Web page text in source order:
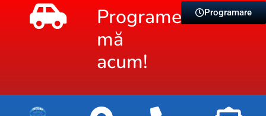
Programează-
mă
acum!
Programare